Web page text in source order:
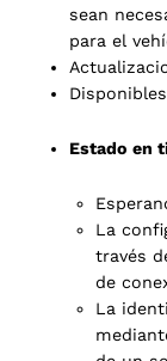
sean
para el
Estado en
La
través
de
La